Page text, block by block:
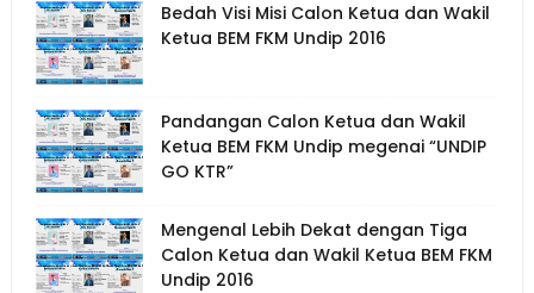
Bedah Visi Misi Calon Ketua dan Wakil
Ketua BEM FKM Undip 2016
Pandangan Calon Ketua dan Wakil
Ketua BEM FKM Undip megenai “UNDIP
GO KTR”
Mengenal Lebih Dekat dengan Tiga
Calon Ketua dan Wakil Ketua BEM FKM
Undip 2016